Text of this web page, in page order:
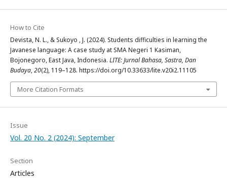
How to Cite
Devista, N. L., & Sukoyo , J. (2024). Students difficulties in learning the
Javanese language: A case study at SMA Negeri 1 Kasiman,
Bojonegoro, East Java, Indonesia. LITE: Jurnal Bahasa, Sastra, Dan
Budaya,20(2), 119–128. https://doi.org/10.33633/lite.v20i2.11105
More Citation Formats
Issue
Vol. 20 No. 2 (2024): September
Section
Articles